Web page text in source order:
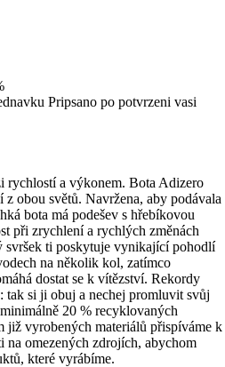
Pripsano po potvrzeni vasi
rychlostí a výkonem. Bota Adizero
obou světů. Navržena, aby podávala
bota má podešev s hřebíkovou
při zrychlení a rychlých změnách
svršek ti poskytuje vynikající pohodlí
na několik kol, zatímco
dostat se k vítězství. Rekordy
tak si ji obuj a nechej promluvit svůj
20 % recyklovaných
již vyrobených materiálů přispíváme k
na omezených zdrojích, abychom
které vyrábíme.